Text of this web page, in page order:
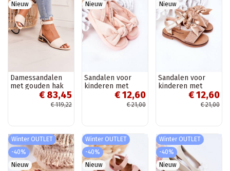
Nieuw
Damessandalen
met gouden hak
Laura Messi beige
€ 83,45
€ 119,22
Nieuw
Sandalen voor
kinderen met
drukknoopsluiting,
€ 12,60
€ 21,00
Nieuw
Sandalen voor
kinderen met
€ 12,60
€ 21,00
Winter OUTLET
-40%
Nieuw
Winter OUTLET
-40%
Nieuw
Winter OUTLET
-40%
Nieuw